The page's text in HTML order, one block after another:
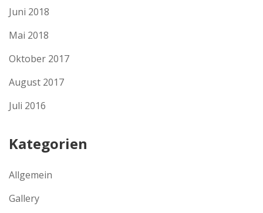
Juni 2018
Mai 2018
Oktober 2017
August 2017
Juli 2016
Kategorien
Allgemein
Gallery